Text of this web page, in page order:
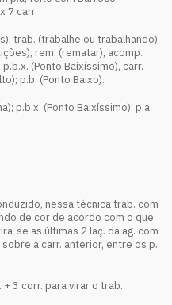
7 carr.
trab. (trabalhe ou trabalhando),
rem. (rematar), acomp.
(Ponto Baixíssimo), carr.
p.b. (Ponto Baixo).
p.b.x. (Ponto Baixíssimo); p.a.
nessa técnica trab. com
de cor de acordo com o que
se as últimas 2 laç. da ag. com
a carr. anterior, entre os p.
3 corr. para virar o trab.